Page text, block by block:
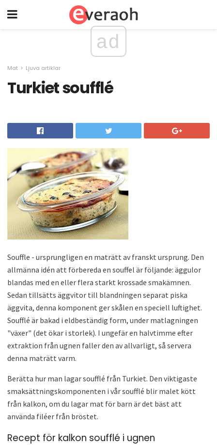
ad
Mat Ljuva artiklar
Turkiet soufflé
Souffle - ursprungligen en maträtt av franskt ursprung. Den
allmänna idén att förbereda en souffel är följande: äggulor
blandas med en eller flera starkt krossade smakämnen.
Sedan tillsätts äggvitor till blandningen separat piska
äggvita, denna komponent ger skålen en speciell luftighet.
Soufflé är bakad i eldbeständig form, under matlagningen
"växer" (det ökar i storlek). I ungefär en halvtimme efter
extraktion från ugnen faller den av allvarligt, så servera
denna maträtt varm.
Berätta hur man lagar soufflé från Turkiet. Den viktigaste
smaksättningskomponenten i vår soufflé blir malet kött
från kalkon, om du lagar mat för barn är det bäst att
använda filéer från bröstet.
Recept för kalkon soufflé i ugnen